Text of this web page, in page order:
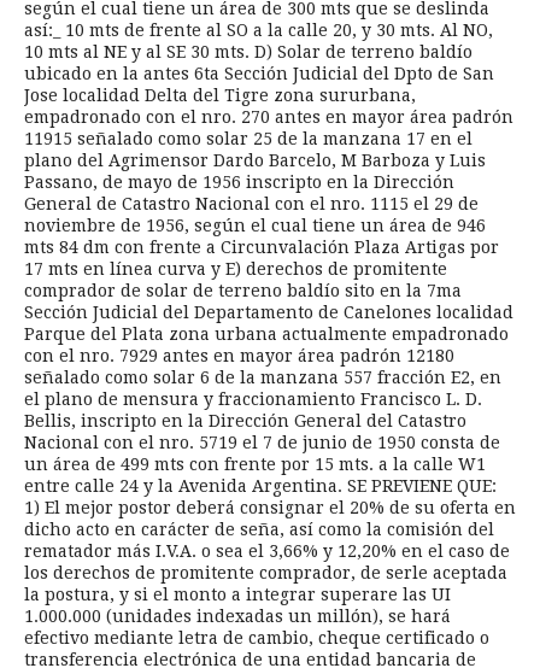
según el cual tiene un área de 300 mts que se deslinda
así:_ 10 mts de frente al SO a la calle 20, y 30 mts. Al NO,
10 mts al NE y al SE 30 mts. D) Solar de terreno baldío
ubicado en la antes 6ta Sección Judicial del Dpto de San
Jose localidad Delta del Tigre zona sururbana,
empadronado con el nro. 270 antes en mayor área padrón
11915 señalado como solar 25 de la manzana 17 en el
plano del Agrimensor Dardo Barcelo, M Barboza y Luis
Passano, de mayo de 1956 inscripto en la Dirección
General de Catastro Nacional con el nro. 1115 el 29 de
noviembre de 1956, según el cual tiene un área de 946
mts 84 dm con frente a Circunvalación Plaza Artigas por
17 mts en línea curva y E) derechos de promitente
comprador de solar de terreno baldío sito en la 7ma
Sección Judicial del Departamento de Canelones localidad
Parque del Plata zona urbana actualmente empadronado
con el nro. 7929 antes en mayor área padrón 12180
señalado como solar 6 de la manzana 557 fracción E2, en
el plano de mensura y fraccionamiento Francisco L. D.
Bellis, inscripto en la Dirección General del Catastro
Nacional con el nro. 5719 el 7 de junio de 1950 consta de
un área de 499 mts con frente por 15 mts. a la calle W1
entre calle 24 y la Avenida Argentina. SE PREVIENE QUE:
1) El mejor postor deberá consignar el 20% de su oferta en
dicho acto en carácter de seña, así como la comisión del
rematador más I.V.A. o sea el 3,66% y 12,20% en el caso de
los derechos de promitente comprador, de serle aceptada
la postura, y si el monto a integrar superare las UI
1.000.000 (unidades indexadas un millón), se hará
efectivo mediante letra de cambio, cheque certificado o
transferencia electrónica de una entidad bancaria de